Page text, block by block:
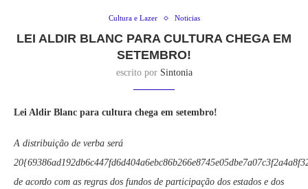
Cultura e Lazer Noticias
LEI ALDIR BLANC PARA CULTURA CHEGA EM
SETEMBRO!
escrito por Sintonia
Lei Aldir Blanc para cultura chega em setembro!
A distribuição de verba será
de acordo com as regras dos fundos de participação dos estados e dos